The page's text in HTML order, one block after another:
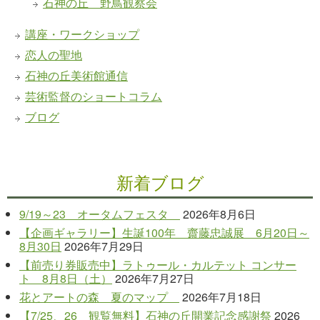
講座・ワークショップ
恋人の聖地
石神の丘美術館通信
芸術監督のショートコラム
ブログ
新着ブログ
9/19～23 オータムフェスタ
2026年8月6日
【企画ギャラリー】生誕100年 齋藤忠誠展 6月20日～
8月30日 2026年7月29日
【前売り券販売中】ラトゥール・カルテット コンサー
ト 8月8日（土）
2026年7月27日
花とアートの森 夏のマップ
2026年7月18日
【7/25、26 観覧無料】石神の丘開業記念感謝祭 2026